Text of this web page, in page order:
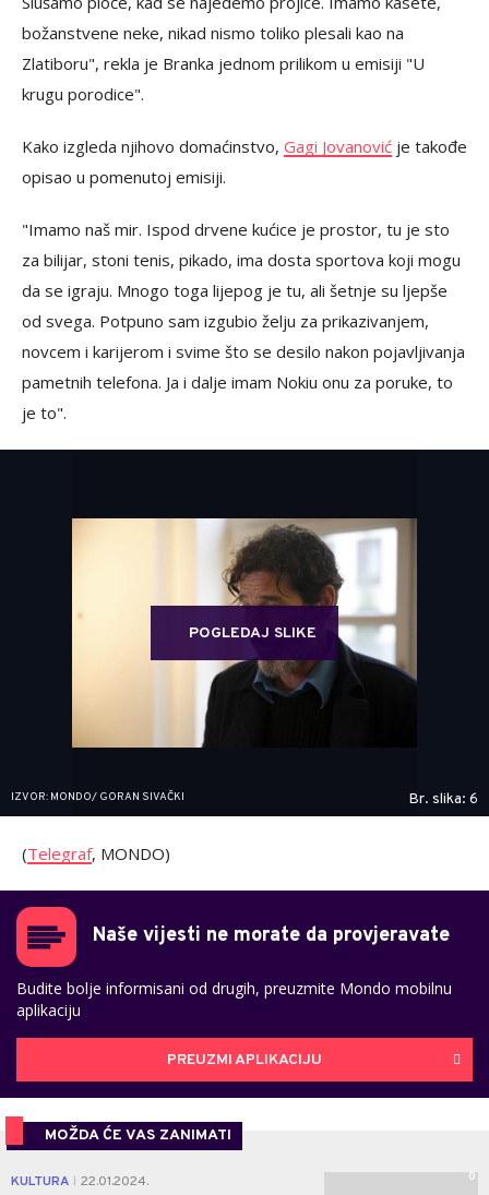
božanstvene neke, nikad nismo toliko plesali kao na
Zlatiboru", rekla je Branka jednom prilikom u emisiji "U
krugu porodice".
Kako izgleda njihovo domaćinstvo, Gagi Jovanović je takođe
opisao u pomenutoj emisiji.
"Imamo naš mir. Ispod drvene kućice je prostor, tu je sto
za bilijar, stoni tenis, pikado, ima dosta sportova koji mogu
da se igraju. Mnogo toga lijepog je tu, ali šetnje su ljepše
od svega. Potpuno sam izgubio želju za prikazivanjem,
novcem i karijerom i svime što se desilo nakon pojavljivanja
pametnih telefona. Ja i dalje imam Nokiu onu za poruke, to
je to".
POGLEDAJ SLIKE
IZVOR: MONDO/ GORAN SIVAČKI Br. slika: 6
(Telegraf, MONDO)
Naše vijesti ne morate da provjeravate
Budite bolje informisani od drugih, preuzmite Mondo mobilnu
aplikaciju
PREUZMI APLIKACIJU
MOŽDA ĆE VAS ZANIMATI
KULTURA 22.01.2024. 0